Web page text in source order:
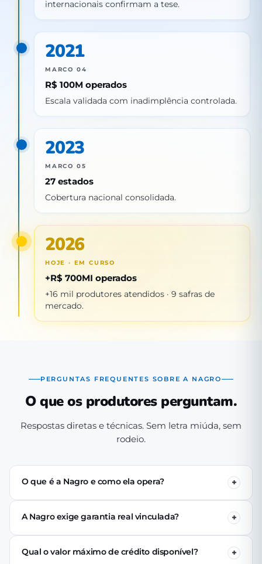
internacionais confirmam a tese.
2021
MARCO 04
R$ 100M operados
Escala validada com inadimplência controlada.
2023
MARCO 05
27 estados
Cobertura nacional consolidada.
2026
HOJE · EM CURSO
+R$ 700MI operados
+16 mil produtores atendidos · 9 safras de
mercado.
PERGUNTAS FREQUENTES SOBRE A NAGRO
O que os produtores perguntam.
Respostas diretas e técnicas. Sem letra miúda, sem
rodeio.
O que é a Nagro e como ela opera?
A Nagro é uma Sociedade de Crédito Direto (SCD)
autorizada pelo Banco Central, especializada em crédito
se cadastra pelo app, passa pela análise técnica de perfil
produtivo e (se aprovado) recebe o crédito via PIX em até
A Nagro exige garantia real vinculada?
Não. Nenhuma linha de crédito da Nagro exige penhor
de terra, rebanho ou maquinário. A análise é baseada no
perfil produtivo do tomador — histórico, capacidade de
Qual o valor máximo de crédito disponível?